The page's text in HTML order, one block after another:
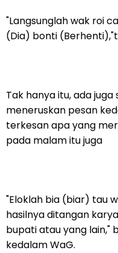
"Langsunglah wak roi
(Dia) bonti
Tak hanya itu, ada
meneruskan pesan
terkesan apa yang
pada malam itu juga
"Eloklah bia (biar) tau
hasilnya ditangan
bupati atau yang lain,"
kedalam WaG.